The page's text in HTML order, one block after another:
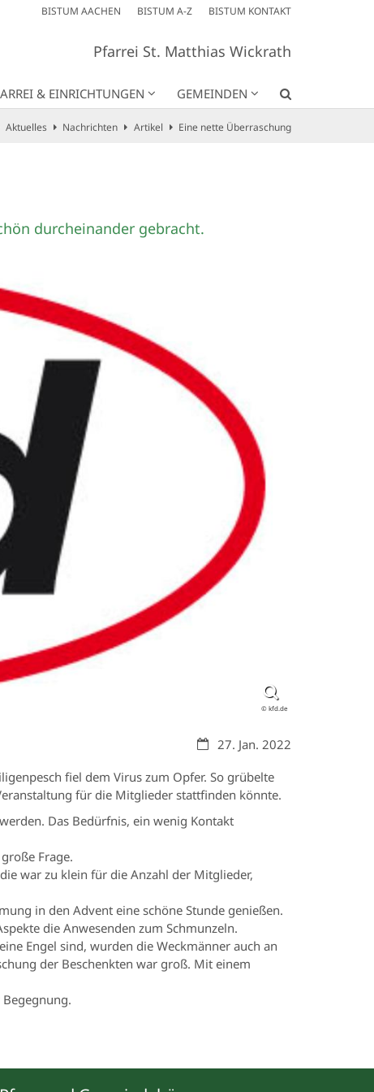
BISTUM AACHEN BISTUM A-Z BISTUM KONTAKT
Pfarrei St. Matthias Wickrath
& EINRICHTUNGEN GEMEINDEN
Aktuelles Nachrichten Artikel Eine nette Überraschung
durcheinander gebracht.
© kfd.de
Datum:27. Jan. 2022
fiel dem Virus zum Opfer. So grübelte
für die Mitglieder stattfinden könnte.
Das Bedürfnis, ein wenig Kontakt
Frage.
war zu klein für die Anzahl der Mitglieder,
in den Advent eine schöne Stunde genießen.
die Anwesenden zum Schmunzeln.
Engel sind, wurden die Weckmänner auch an
der Beschenkten war groß. Mit einem